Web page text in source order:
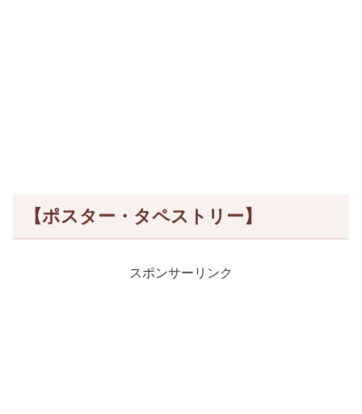
【ポスター・タペストリー】
スポンサーリンク